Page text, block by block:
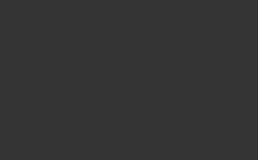
тренажере нерегулярно, время от времени, то можно даже
тренировку разминки, основных упражнений и заминки.
упражнений.